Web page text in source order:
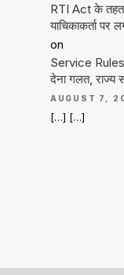
RTI Act के तहत
याचिकाकर्ता पर
on
Service Rules
देना गलत, राज्य
AUGUST 7,
[…] […]